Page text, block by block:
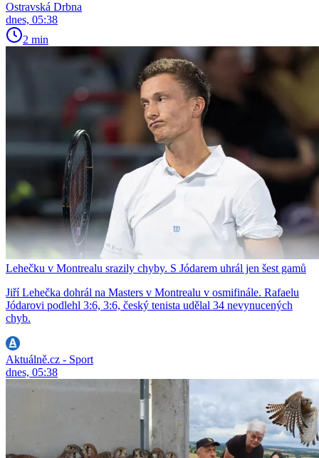
Ostravská Drbna
dnes, 05:38
2 min
Lehečku v Montrealu srazily chyby. S Jódarem uhrál jen šest gamů
Jiří Lehečka dohrál na Masters v Montrealu v osmifinále. Rafaelu
Jódarovi podlehl 3:6, 3:6, český tenista udělal 34 nevynucených
chyb.
Aktuálně.cz - Sport
dnes, 05:38